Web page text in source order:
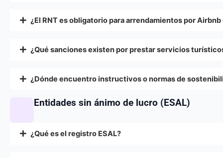
¿El RNT es obligatorio para arrendamientos por
¿Qué sanciones existen por prestar servicios
¿Dónde encuentro instructivos o normas de
Entidades sin ánimo de lucro (ESAL)
¿Qué es el registro ESAL?